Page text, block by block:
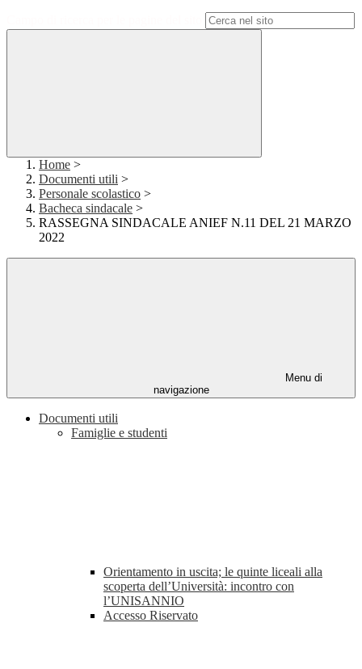
Home >
Documenti utili >
Personale scolastico >
Bacheca sindacale >
RASSEGNA SINDACALE ANIEF N.11 DEL 21 MARZO
2022
Menu di
navigazione
Documenti utili
Famiglie e studenti
Orientamento in uscita; le quinte liceali alla
scoperta dell’Università: incontro con
l’UNISANNIO
Accesso Riservato